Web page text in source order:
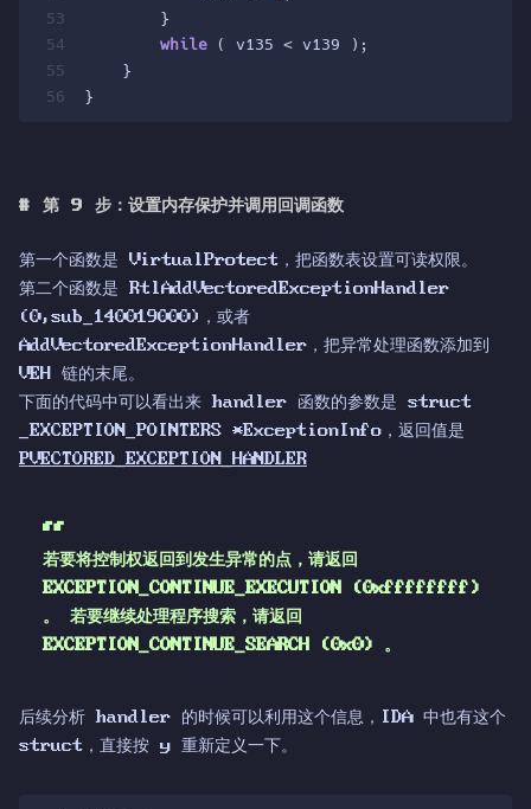
53
54
55
56
        }
while ( v135 < v139 );
    }
}
# 第 9 步：设置内存保护并调用回调函数
第一个函数是 VirtualProtect，把函数表设置可读权限。
第二个函数是 RtlAddVectoredExceptionHandler
(0,sub_140019000)，或者
AddVectoredExceptionHandler，把异常处理函数添加到
VEH 链的末尾。
下面的代码中可以看出来 handler 函数的参数是 struct
_EXCEPTION_POINTERS *ExceptionInfo，返回值是
PVECTORED_EXCEPTION_HANDLER
若要将控制权返回到发生异常的点，请返回
EXCEPTION_CONTINUE_EXECUTION (0xffffffff)
。 若要继续处理程序搜索，请返回
EXCEPTION_CONTINUE_SEARCH (0x0) 。
后续分析 handler 的时候可以利用这个信息，IDA 中也有这个
struct，直接按 y 重新定义一下。